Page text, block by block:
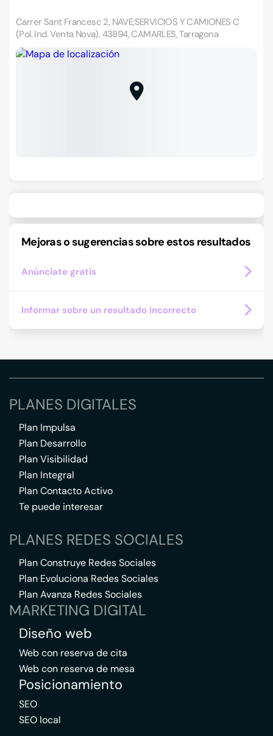
Carrer Sant Francesc 2, NAVE;SERVICIOS Y CAMIONES C
(Pol. Ind. Venta Nova), 43894, CAMARLES, Tarragona
Mejoras o sugerencias sobre estos resultados
Anúnciate gratis
Informar sobre un resultado incorrecto
PLANES DIGITALES
Plan Impulsa
Plan Desarrollo
Plan Visibilidad
Plan Integral
Plan Contacto Activo
Te puede interesar
PLANES REDES SOCIALES
Plan Construye Redes Sociales
Plan Evoluciona Redes Sociales
Plan Avanza Redes Sociales
MARKETING DIGITAL
Diseño web
Web con reserva de cita
Web con reserva de mesa
Posicionamiento
SEO
SEO local